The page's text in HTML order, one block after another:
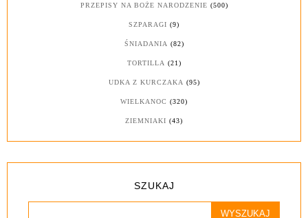
PRZEPISY NA BOŻE NARODZENIE (500)
SZPARAGI (9)
ŚNIADANIA (82)
TORTILLA (21)
UDKA Z KURCZAKA (95)
WIELKANOC (320)
ZIEMNIAKI (43)
SZUKAJ